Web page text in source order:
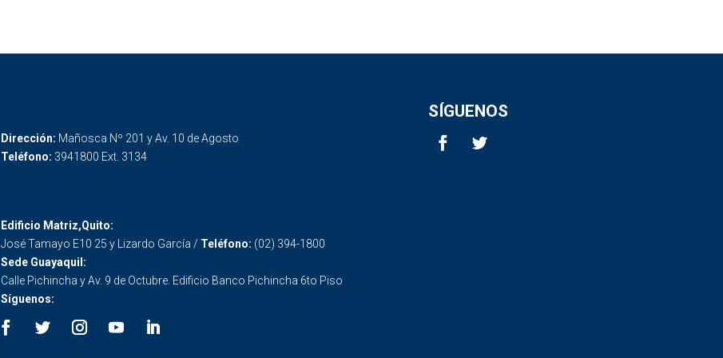
Dirección: Mañosca Nº 201 y Av. 10 de Agosto
Teléfono: 3941800 Ext. 3134
SÍGUENOS
Edificio Matriz,Quito:
José Tamayo E10 25 y Lizardo García / Teléfono: (02) 394-1800
Sede Guayaquil:
Calle Pichincha y Av. 9 de Octubre. Edificio Banco Pichincha 6to Piso
Síguenos: